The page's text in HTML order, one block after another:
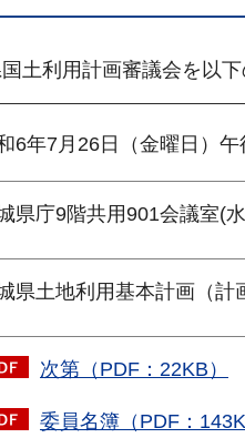
土利用計画審議会を以下
6年7月26日（金曜日）
県庁9階共用901会議室(
県土地利用基本計画（計
次第（PDF：22KB）
委員名簿（PDF：